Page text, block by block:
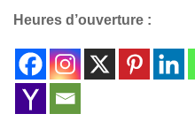
Heures d’ouverture :